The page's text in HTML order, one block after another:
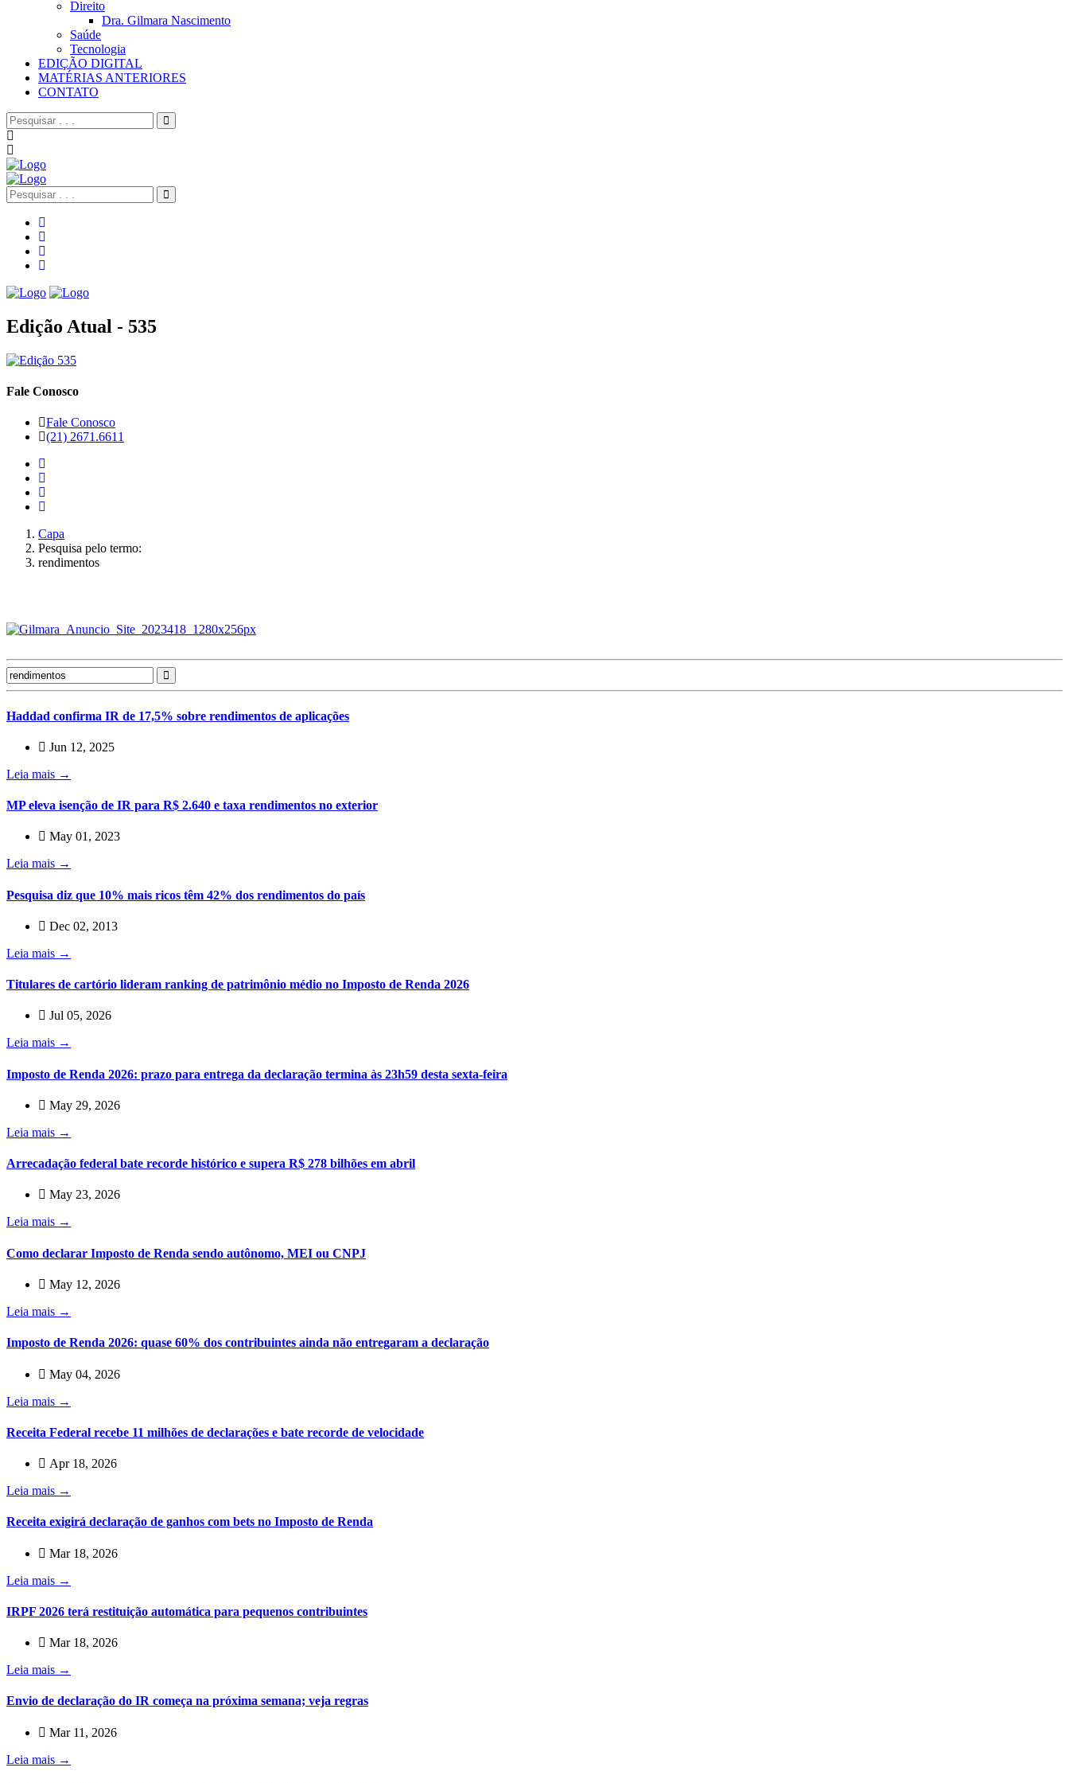
Direito
Dra. Gilmara Nascimento
Saúde
Tecnologia
EDIÇÃO DIGITAL
MATÉRIAS ANTERIORES
CONTATO
Edição Atual - 535
Fale Conosco
Fale Conosco
(21) 2671.6611
Capa
Pesquisa pelo termo:
rendimentos
Haddad confirma IR de 17,5% sobre rendimentos de aplicações
Jun 12, 2025
Leia mais →
MP eleva isenção de IR para R$ 2.640 e taxa rendimentos no exterior
May 01, 2023
Leia mais →
Pesquisa diz que 10% mais ricos têm 42% dos rendimentos do país
Dec 02, 2013
Leia mais →
Titulares de cartório lideram ranking de patrimônio médio no Imposto de Renda 2026
Jul 05, 2026
Leia mais →
Imposto de Renda 2026: prazo para entrega da declaração termina às 23h59 desta sexta-feira
May 29, 2026
Leia mais →
Arrecadação federal bate recorde histórico e supera R$ 278 bilhões em abril
May 23, 2026
Leia mais →
Como declarar Imposto de Renda sendo autônomo, MEI ou CNPJ
May 12, 2026
Leia mais →
Imposto de Renda 2026: quase 60% dos contribuintes ainda não entregaram a declaração
May 04, 2026
Leia mais →
Receita Federal recebe 11 milhões de declarações e bate recorde de velocidade
Apr 18, 2026
Leia mais →
Receita exigirá declaração de ganhos com bets no Imposto de Renda
Mar 18, 2026
Leia mais →
IRPF 2026 terá restituição automática para pequenos contribuintes
Mar 18, 2026
Leia mais →
Envio de declaração do IR começa na próxima semana; veja regras
Mar 11, 2026
Leia mais →